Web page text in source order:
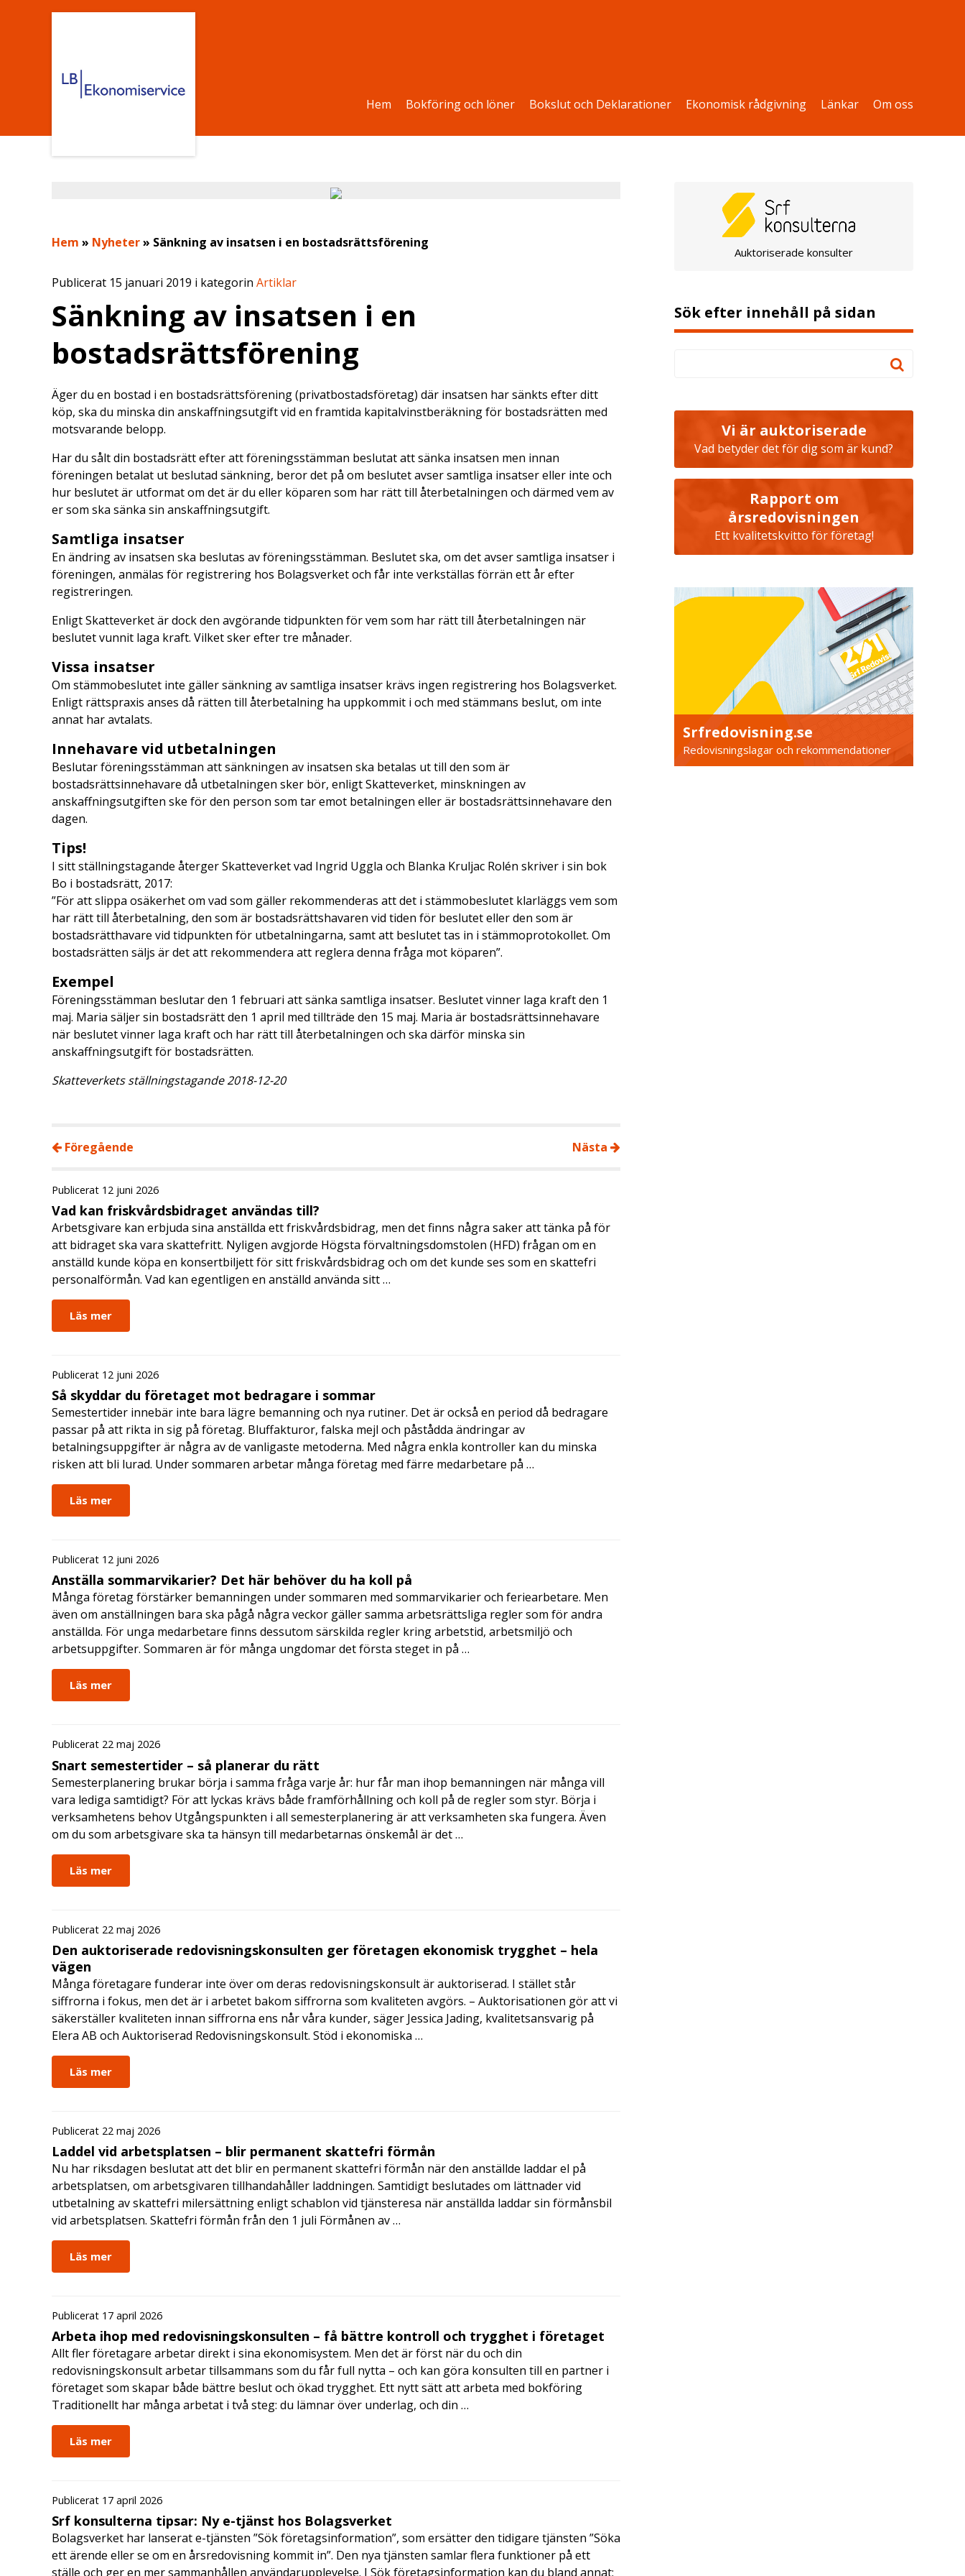
Hem Bokföring och löner Bokslut och Deklarationer Ekonomisk rådgivning Länkar Om oss
Hem » Nyheter» Sänkning av insatsen i en bostadsrättsförening
Publicerat 15 januari 2019 i kategorin Artiklar
Sänkning av insatsen i en
bostadsrättsförening
Äger du en bostad i en bostadsrättsförening (privatbostadsföretag) där insatsen har sänkts efter ditt
köp, ska du minska din anskaffningsutgift vid en framtida kapitalvinstberäkning för bostadsrätten med
motsvarande belopp.
Har du sålt din bostadsrätt efter att föreningsstämman beslutat att sänka insatsen men innan
föreningen betalat ut beslutad sänkning, beror det på om beslutet avser samtliga insatser eller inte och
hur beslutet är utformat om det är du eller köparen som har rätt till återbetalningen och därmed vem av
er som ska sänka sin anskaffningsutgift.
Samtliga insatser
En ändring av insatsen ska beslutas av föreningsstämman. Beslutet ska, om det avser samtliga insatser i
föreningen, anmälas för registrering hos Bolagsverket och får inte verkställas förrän ett år efter
registreringen.
Enligt Skatteverket är dock den avgörande tidpunkten för vem som har rätt till återbetalningen när
beslutet vunnit laga kraft. Vilket sker efter tre månader.
Vissa insatser
Om stämmobeslutet inte gäller sänkning av samtliga insatser krävs ingen registrering hos Bolagsverket.
Enligt rättspraxis anses då rätten till återbetalning ha uppkommit i och med stämmans beslut, om inte
annat har avtalats.
Innehavare vid utbetalningen
Beslutar föreningsstämman att sänkningen av insatsen ska betalas ut till den som är
bostadsrättsinnehavare då utbetalningen sker bör, enligt Skatteverket, minskningen av
anskaffningsutgiften ske för den person som tar emot betalningen eller är bostadsrättsinnehavare den
dagen.
Tips!
I sitt ställningstagande återger Skatteverket vad Ingrid Uggla och Blanka Kruljac Rolén skriver i sin bok
Bo i bostadsrätt, 2017:
”För att slippa osäkerhet om vad som gäller rekommenderas att det i stämmobeslutet klarläggs vem som
har rätt till återbetalning, den som är bostadsrättshavaren vid tiden för beslutet eller den som är
bostadsrätthavare vid tidpunkten för utbetalningarna, samt att beslutet tas in i stämmoprotokollet. Om
bostadsrätten säljs är det att rekommendera att reglera denna fråga mot köparen”.
Exempel
Föreningsstämman beslutar den 1 februari att sänka samtliga insatser. Beslutet vinner laga kraft den 1
maj. Maria säljer sin bostadsrätt den 1 april med tillträde den 15 maj. Maria är bostadsrättsinnehavare
när beslutet vinner laga kraft och har rätt till återbetalningen och ska därför minska sin
anskaffningsutgift för bostadsrätten.
Skatteverkets ställningstagande 2018-12-20
Föregående Nästa
Publicerat 12 juni 2026
Vad kan friskvårdsbidraget användas till?
Arbetsgivare kan erbjuda sina anställda ett friskvårdsbidrag, men det finns några saker att tänka på för
att bidraget ska vara skattefritt. Nyligen avgjorde Högsta förvaltningsdomstolen (HFD) frågan om en
anställd kunde köpa en konsertbiljett för sitt friskvårdsbidrag och om det kunde ses som en skattefri
personalförmån. Vad kan egentligen en anställd använda sitt …
Läs mer
Publicerat 12 juni 2026
Så skyddar du företaget mot bedragare i sommar
Semestertider innebär inte bara lägre bemanning och nya rutiner. Det är också en period då bedragare
passar på att rikta in sig på företag. Bluffakturor, falska mejl och påstådda ändringar av
betalningsuppgifter är några av de vanligaste metoderna. Med några enkla kontroller kan du minska
risken att bli lurad. Under sommaren arbetar många företag med färre medarbetare på …
Läs mer
Publicerat 12 juni 2026
Anställa sommarvikarier? Det här behöver du ha koll på
Många företag förstärker bemanningen under sommaren med sommarvikarier och feriearbetare. Men
även om anställningen bara ska pågå några veckor gäller samma arbetsrättsliga regler som för andra
anställda. För unga medarbetare finns dessutom särskilda regler kring arbetstid, arbetsmiljö och
arbetsuppgifter. Sommaren är för många ungdomar det första steget in på …
Läs mer
Publicerat 22 maj 2026
Snart semestertider – så planerar du rätt
Semesterplanering brukar börja i samma fråga varje år: hur får man ihop bemanningen när många vill
vara lediga samtidigt? För att lyckas krävs både framförhållning och koll på de regler som styr. Börja i
verksamhetens behov Utgångspunkten i all semesterplanering är att verksamheten ska fungera. Även
om du som arbetsgivare ska ta hänsyn till medarbetarnas önskemål är det …
Läs mer
Publicerat 22 maj 2026
Den auktoriserade redovisningskonsulten ger företagen ekonomisk trygghet – hela
vägen
Många företagare funderar inte över om deras redovisningskonsult är auktoriserad. I stället står
siffrorna i fokus, men det är i arbetet bakom siffrorna som kvaliteten avgörs. – Auktorisationen gör att vi
säkerställer kvaliteten innan siffrorna ens når våra kunder, säger Jessica Jading, kvalitetsansvarig på
Elera AB och Auktoriserad Redovisningskonsult. Stöd i ekonomiska …
Läs mer
Publicerat 22 maj 2026
Laddel vid arbetsplatsen – blir permanent skattefri förmån
Nu har riksdagen beslutat att det blir en permanent skattefri förmån när den anställde laddar el på
arbetsplatsen, om arbetsgivaren tillhandahåller laddningen. Samtidigt beslutades om lättnader vid
utbetalning av skattefri milersättning enligt schablon vid tjänsteresa när anställda laddar sin förmånsbil
vid arbetsplatsen. Skattefri förmån från den 1 juli Förmånen av …
Läs mer
Publicerat 17 april 2026
Arbeta ihop med redovisningskonsulten – få bättre kontroll och trygghet i företaget
Allt fler företagare arbetar direkt i sina ekonomisystem. Men det är först när du och din
redovisningskonsult arbetar tillsammans som du får full nytta – och kan göra konsulten till en partner i
företaget som skapar både bättre beslut och ökad trygghet. Ett nytt sätt att arbeta med bokföring
Traditionellt har många arbetat i två steg: du lämnar över underlag, och din …
Läs mer
Publicerat 17 april 2026
Srf konsulterna tipsar: Ny e-tjänst hos Bolagsverket
Bolagsverket har lanserat e-tjänsten ”Sök företagsinformation”, som ersätter den tidigare tjänsten ”Söka
ett ärende eller se om en årsredovisning kommit in”. Den nya tjänsten samlar flera funktioner på ett
ställe och ger en mer sammanhållen användarupplevelse. I Sök företagsinformation kan du bland annat:
Auktoriserade konsulter
Sök efter innehåll på sidan
Vi är auktoriserade
Vad betyder det för dig som är kund?
Rapport om
årsredovisningen
Ett kvalitetskvitto för företag!
Srfredovisning.se
Redovisningslagar och rekommendationer